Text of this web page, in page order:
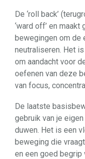
De ‘roll back’
‘ward off’ en
bewegingen om de
neutraliseren. Het
om aandacht voor
oefenen van deze
van focus,
De laatste
gebruik van je
duwen. Het is een
beweging die
en een goed begrip